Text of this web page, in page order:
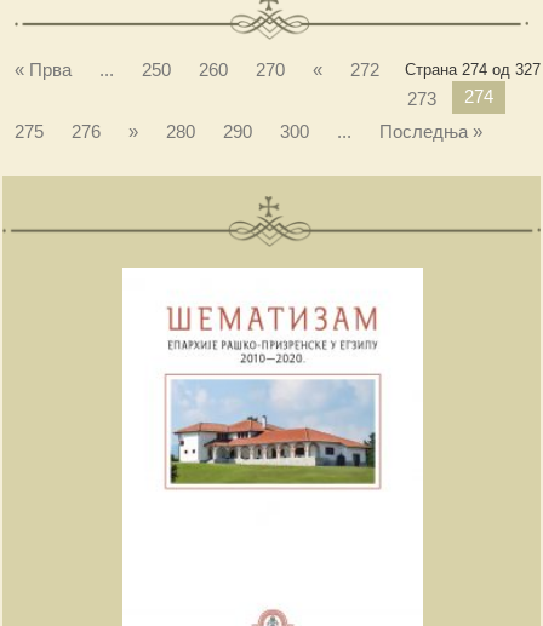
Страна 274 од 327
« Прва ... 250 260 270 «
272
273
274
275
276 » 280 290 300 ... Последња »